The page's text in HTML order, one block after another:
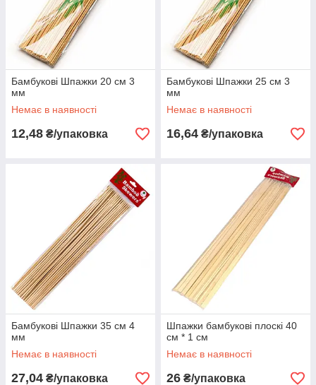
Бамбукові Шпажки 20 см 3
мм
Немає в наявності
12,48 ₴/упаковка
Бамбукові Шпажки 25 см 3
мм
Немає в наявності
16,64 ₴/упаковка
Бамбукові Шпажки 35 см 4
мм
Немає в наявності
27,04 ₴/упаковка
Шпажки бамбукові плоскі 40
см * 1 см
Немає в наявності
26 ₴/упаковка